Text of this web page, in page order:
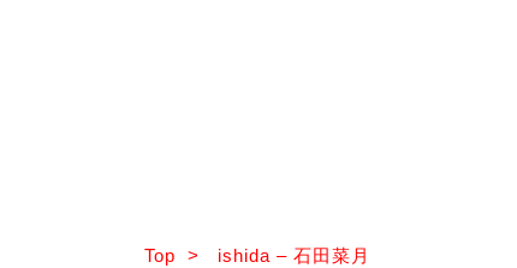
Top > ishida – 石田菜月